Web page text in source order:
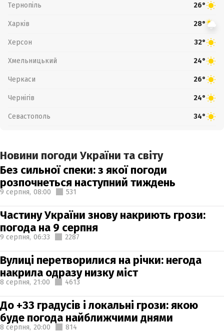
Тернопіль 26°
Харків 28°
Херсон 32°
Хмельницький 24°
Черкаси 26°
Чернігів 24°
Севастополь 34°
Новини погоди України та світу
Без сильної спеки: з якої погоди
розпочнеться наступний тиждень
9 серпня, 08:00 531
Частину України знову накриють грози:
погода на 9 серпня
9 серпня, 06:33 2287
Вулиці перетворилися на річки: негода
накрила одразу низку міст
8 серпня, 21:00 4613
До +33 градусів і локальні грози: якою
буде погода найближчими днями
8 серпня, 20:00 814